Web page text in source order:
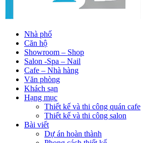
Nhà phố
Căn hộ
Showroom – Shop
Salon -Spa – Nail
Cafe – Nhà hàng
Văn phòng
Khách sạn
Hạng mục
Thiết kế và thi công quán cafe
Thiết kế và thi công salon
Bài viết
Dự án hoàn thành